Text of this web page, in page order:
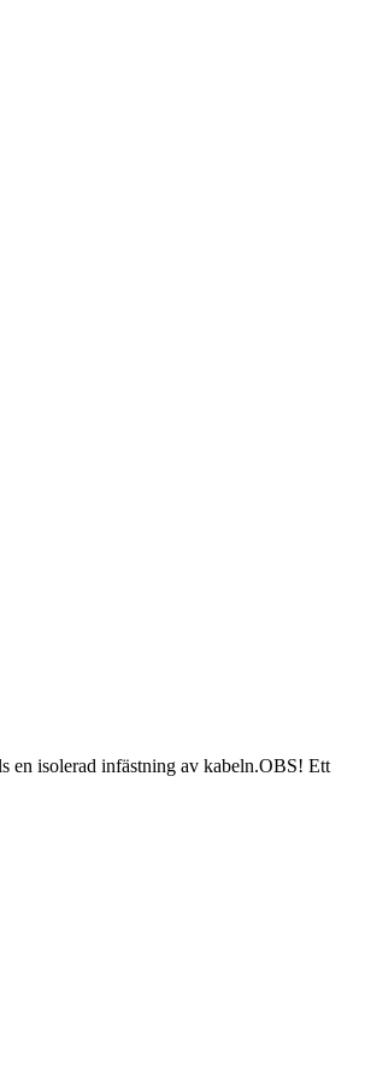
en isolerad infästning av kabeln.OBS! Ett